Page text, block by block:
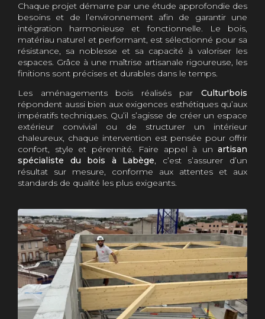
Chaque projet démarre par une étude approfondie des
besoins et de l’environnement afin de garantir une
intégration harmonieuse et fonctionnelle. Le bois,
matériau naturel et performant, est sélectionné pour sa
résistance, sa noblesse et sa capacité à valoriser les
espaces. Grâce à une maîtrise artisanale rigoureuse, les
finitions sont précises et durables dans le temps.
Les aménagements bois réalisés par Cultur'bois
répondent aussi bien aux exigences esthétiques qu’aux
impératifs techniques. Qu’il s’agisse de créer un espace
extérieur convivial ou de structurer un intérieur
chaleureux, chaque intervention est pensée pour offrir
confort, style et pérennité. Faire appel à un artisan
spécialiste du bois à Labège, c’est s’assurer d’un
résultat sur mesure, conforme aux attentes et aux
standards de qualité les plus exigeants.